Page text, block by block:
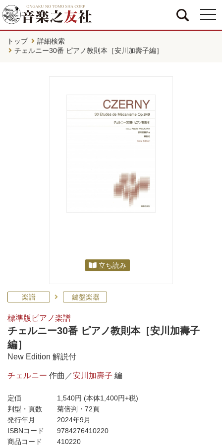
トップ
詳細検索
チェルニー30番 ピアノ教則本［安川加壽子編］
立ち読み
楽譜 鍵盤楽器
標準版ピアノ楽譜
チェルニー30番 ピアノ教則本［安川加壽子
編］
New Edition 解説付
チェルニー 作曲／安川加壽子 編
定価 1,540円 (本体1,400円+税)
判型・頁数
菊倍判・72頁
発行年月
2024年9月
ISBNコード
9784276410220
商品コード
410220